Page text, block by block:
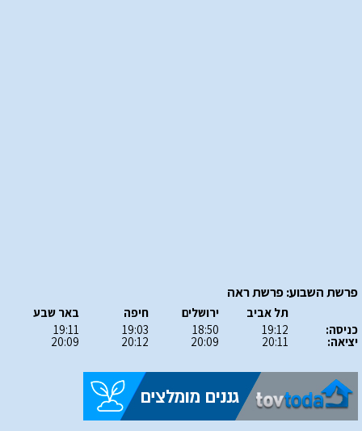
פרשת השבוע: פרשת ראה
כניסה:
יציאה:
תל אביב
19:12
20:11
ירושלים
18:50
20:09
חיפה
19:03
20:12
באר שבע
19:11
20:09